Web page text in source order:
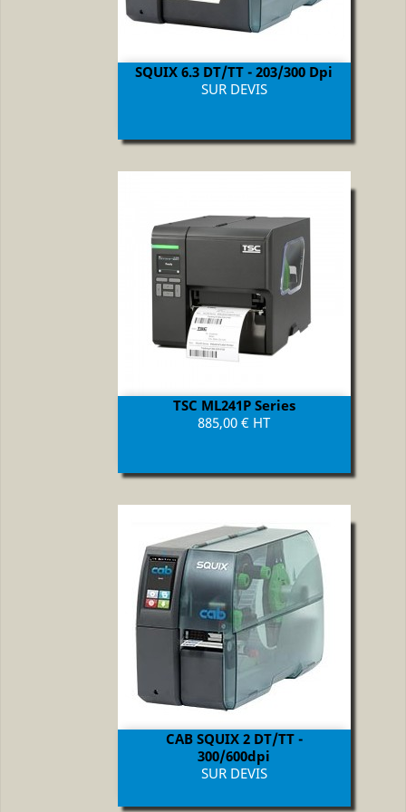
SQUIX 6.3 DT/TT - 203/300 Dpi
Prix
SUR DEVIS
TSC ML241P Series
Prix
885,00 € HT
CAB SQUIX 2 DT/TT -
300/600dpi
Prix
SUR DEVIS